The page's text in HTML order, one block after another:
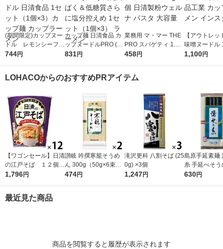
(期間限定)カップヌー
ドル レモンシーフー
ドヌードル 日清食品
ン
744円
カップ麺 日清食品 カ
ップヌードルPRO (プ
ロ) 高たんぱく＆低糖
メン
831円
業務用 マ・マー THE
PRO スパゲティ 1.6m
m 1kg 1個 日清製粉ウ
458円
【アウトレッ
味噌ヌードル
黒食品工業
1,100円
LOHACOからのおすすめPRアイテム
【ワゴンセール】日清
の江戸そば １２個
日清食品
1,796円
讃岐 吟撰寒籠そうめ
ん 300g（50g×6束）
1セット（2個）日清
474円
滝沢更科 八割そば (25
0g) ×3個
1,247円
島原手延素麺
糸 手延べそ
0g（50g×6束
630円
最近見た商品
商品を閲覧すると履歴が表示されます